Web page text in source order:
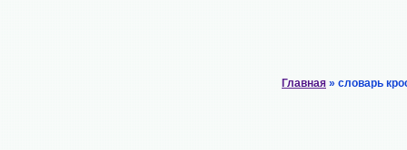
Главная » словарь